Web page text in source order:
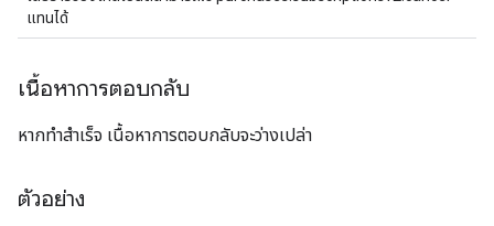
แทนได้
เนื้อหาการตอบกลับ
หากทำสำเร็จ เนื้อหาการตอบกลับจะว่างเปล่า
ตัวอย่าง